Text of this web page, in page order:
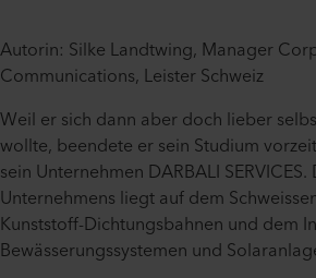
Autorin: Silke Landtwing, Manager
Communications, Leister Schweiz
Weil er sich dann aber doch lieber
wollte, beendete er sein Studium
sein Unternehmen DARBALI
Unternehmens liegt auf dem
Kunststoff-Dichtungsbahnen und dem
Bewässerungssystemen und